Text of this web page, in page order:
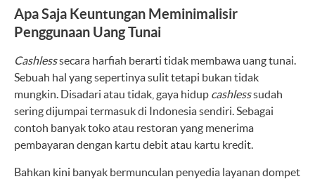
Apa Saja Keuntungan Meminimalisir
Penggunaan Uang Tunai
Cashlesssecara harfiah berarti tidak membawa uang tunai.
Sebuah hal yang sepertinya sulit tetapi bukan tidak
mungkin. Disadari atau tidak, gaya hidup cashlesssudah
sering dijumpai termasuk di Indonesia sendiri. Sebagai
contoh banyak toko atau restoran yang menerima
pembayaran dengan kartu debit atau kartu kredit.
Bahkan kini banyak bermunculan penyedia layanan dompet